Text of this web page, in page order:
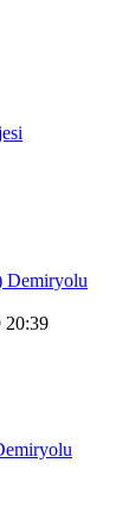
Demiryolu
20:39